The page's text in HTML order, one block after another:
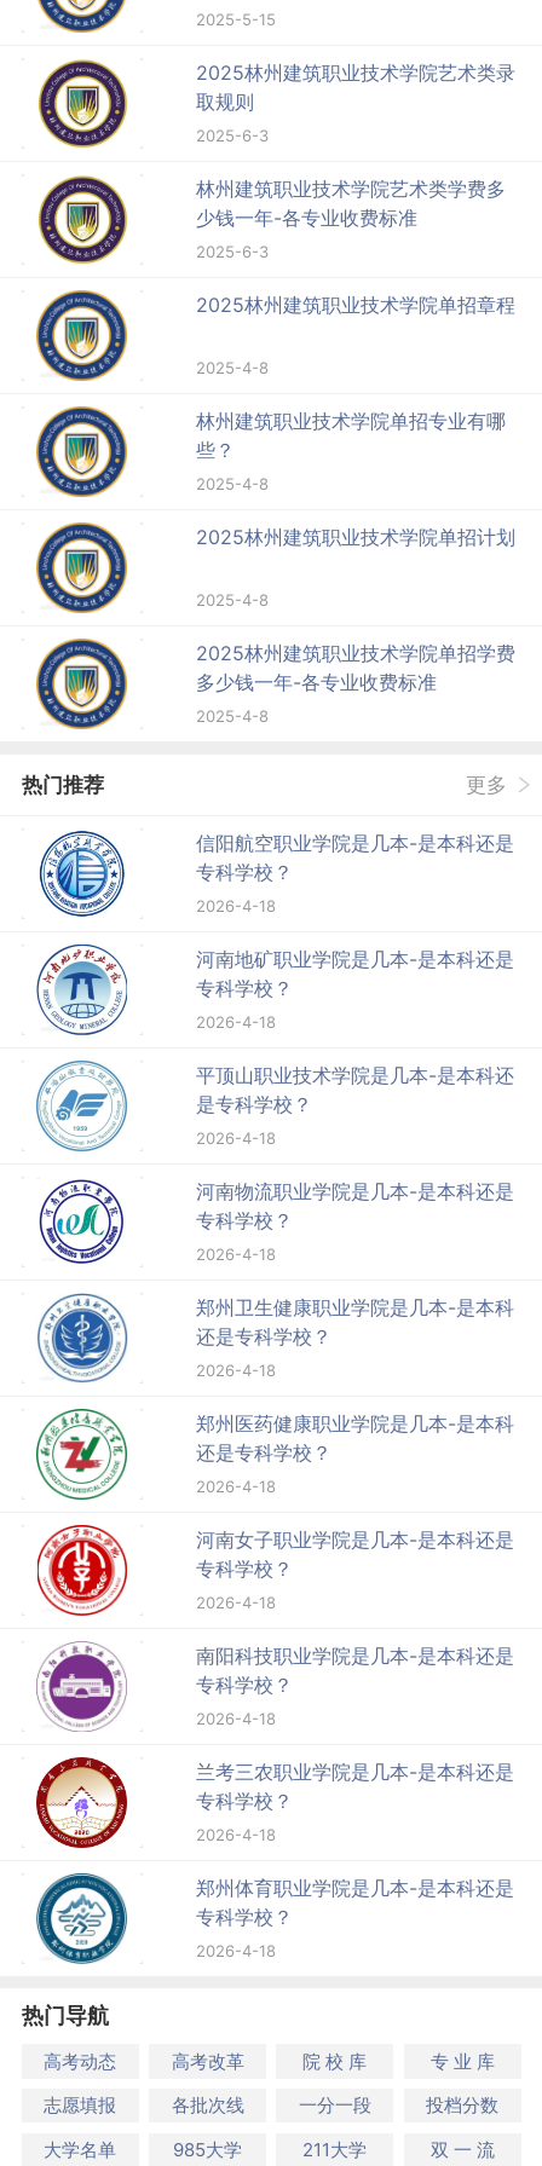
2025-5-15
2025林州建筑职业技术学院艺术类录
取规则
2025-6-3
林州建筑职业技术学院艺术类学费多
少钱一年-各专业收费标准
2025-6-3
2025林州建筑职业技术学院单招章程
2025-4-8
林州建筑职业技术学院单招专业有哪
些？
2025-4-8
2025林州建筑职业技术学院单招计划
2025-4-8
2025林州建筑职业技术学院单招学费
多少钱一年-各专业收费标准
2025-4-8
热门推荐 更多
信阳航空职业学院是几本-是本科还是
专科学校？
2026-4-18
河南地矿职业学院是几本-是本科还是
专科学校？
2026-4-18
平顶山职业技术学院是几本-是本科还
是专科学校？
2026-4-18
河南物流职业学院是几本-是本科还是
专科学校？
2026-4-18
郑州卫生健康职业学院是几本-是本科
还是专科学校？
2026-4-18
郑州医药健康职业学院是几本-是本科
还是专科学校？
2026-4-18
河南女子职业学院是几本-是本科还是
专科学校？
2026-4-18
南阳科技职业学院是几本-是本科还是
专科学校？
2026-4-18
兰考三农职业学院是几本-是本科还是
专科学校？
2026-4-18
郑州体育职业学院是几本-是本科还是
专科学校？
2026-4-18
热门导航
高考动态 高考改革 院 校 库
专 业 库
志愿填报
各批次线 一分一段
投档分数
大学名单
985大学 211大学 双 一 流